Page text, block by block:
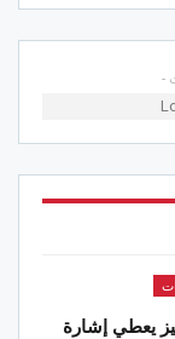
يعطي إشارة